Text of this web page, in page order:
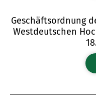
Geschäftsordnung
Westdeutschen